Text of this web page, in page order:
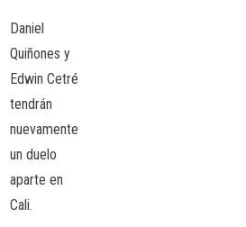
Daniel
Quiñones y
Edwin Cetré
tendrán
nuevamente
un duelo
aparte en
Cali.